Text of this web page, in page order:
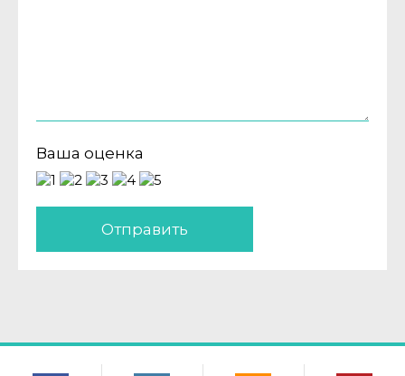
Ваша оценка
Отправить